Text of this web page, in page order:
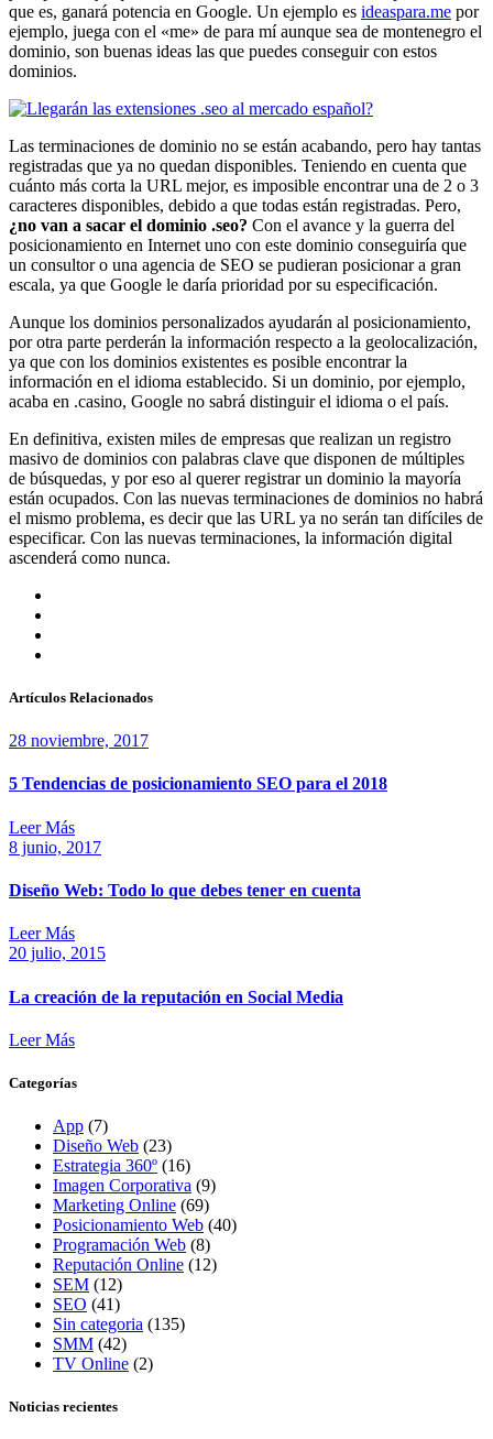
que es, ganará potencia en Google. Un ejemplo es ideaspara.me por
ejemplo, juega con el «me» de para mí aunque sea de montenegro el
dominio, son buenas ideas las que puedes conseguir con estos
dominios.
Las terminaciones de dominio no se están acabando, pero hay tantas
registradas que ya no quedan disponibles. Teniendo en cuenta que
cuánto más corta la URL mejor, es imposible encontrar una de 2 o 3
caracteres disponibles, debido a que todas están registradas. Pero,
¿no van a sacar el dominio .seo? Con el avance y la guerra del
posicionamiento en Internet uno con este dominio conseguiría que
un consultor o una agencia de SEO se pudieran posicionar a gran
escala, ya que Google le daría prioridad por su especificación.
Aunque los dominios personalizados ayudarán al posicionamiento,
por otra parte perderán la información respecto a la geolocalización,
ya que con los dominios existentes es posible encontrar la
información en el idioma establecido. Si un dominio, por ejemplo,
acaba en .casino, Google no sabrá distinguir el idioma o el país.
En definitiva, existen miles de empresas que realizan un registro
masivo de dominios con palabras clave que disponen de múltiples
de búsquedas, y por eso al querer registrar un dominio la mayoría
están ocupados. Con las nuevas terminaciones de dominios no habrá
el mismo problema, es decir que las URL ya no serán tan difíciles de
especificar. Con las nuevas terminaciones, la información digital
ascenderá como nunca.
Artículos Relacionados
28 noviembre, 2017
5 Tendencias de posicionamiento SEO para el 2018
Leer Más
8 junio, 2017
Diseño Web: Todo lo que debes tener en cuenta
Leer Más
20 julio, 2015
La creación de la reputación en Social Media
Leer Más
Categorías
App (7)
Diseño Web (23)
Estrategia 360º (16)
Imagen Corporativa (9)
Marketing Online (69)
Posicionamiento Web (40)
Programación Web (8)
Reputación Online (12)
SEM (12)
SEO (41)
Sin categoria (135)
SMM (42)
TV Online (2)
Noticias recientes